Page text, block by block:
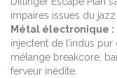
impaires issues du
Métal électronique :
injectent de l’indus pur
mélange breakcore,
ferveur inédite.